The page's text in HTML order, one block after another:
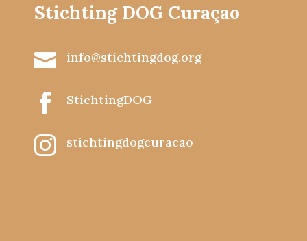
Stichting DOG Curaçao
 info@stichtingdog.org
 StichtingDOG
 stichtingdogcuracao